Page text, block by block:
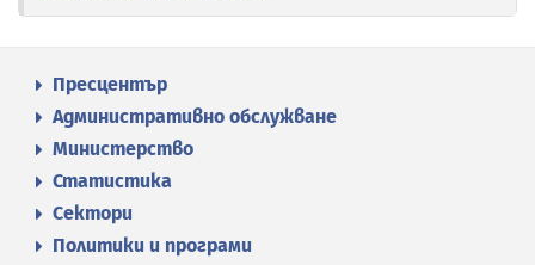
Пресцентър
Административно обслужване
Министерство
Статистика
Сектори
Политики и програми